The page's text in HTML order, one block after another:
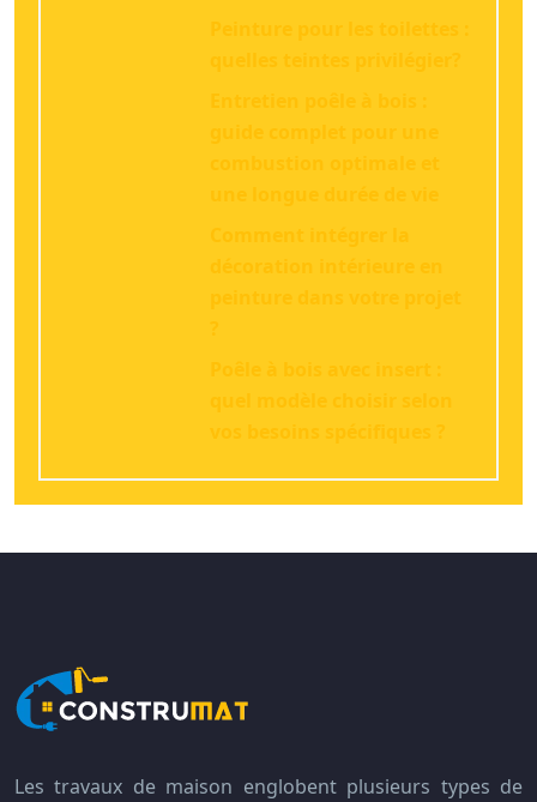
Peinture pour les toilettes :
quelles teintes privilégier?
Entretien poêle à bois :
guide complet pour une
combustion optimale et
une longue durée de vie
Comment intégrer la
décoration intérieure en
peinture dans votre projet
?
Poêle à bois avec insert :
quel modèle choisir selon
vos besoins spécifiques ?
Les travaux de maison englobent plusieurs types de